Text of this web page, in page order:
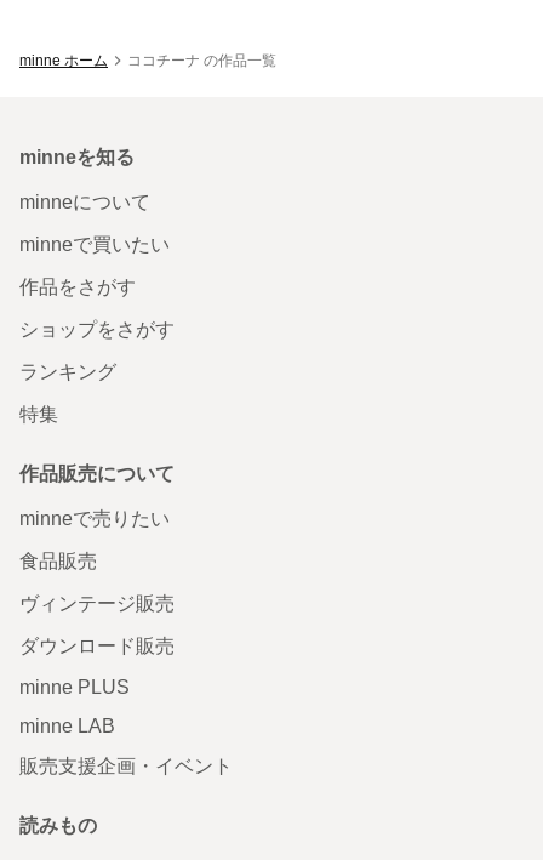
minne ホーム ココチーナ の作品一覧
minneを知る
minneについて
minneで買いたい
作品をさがす
ショップをさがす
ランキング
特集
作品販売について
minneで売りたい
食品販売
ヴィンテージ販売
ダウンロード販売
minne PLUS
minne LAB
販売支援企画・イベント
読みもの